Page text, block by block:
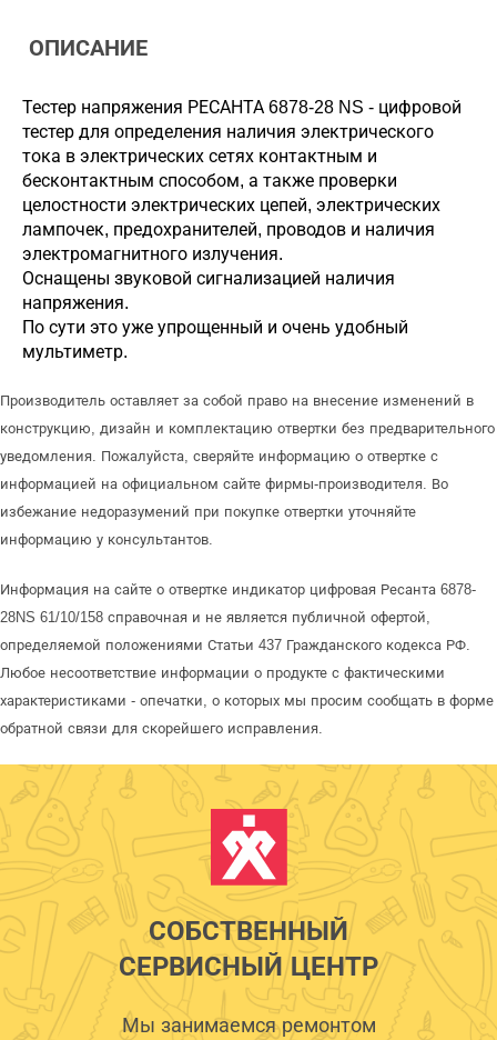
ОПИСАНИЕ
Тестер напряжения РЕСАНТА 6878-28 NS - цифровой
тестер для определения наличия электрического
тока в электрических сетях контактным и
бесконтактным способом, а также проверки
целостности электрических цепей, электрических
лампочек, предохранителей, проводов и наличия
электромагнитного излучения.
Оснащены звуковой сигнализацией наличия
напряжения.
По сути это уже упрощенный и очень удобный
мультиметр.
Производитель оставляет за собой право на внесение изменений в
конструкцию, дизайн и комплектацию отвертки без предварительного
уведомления. Пожалуйста, сверяйте информацию о отвертке с
информацией на официальном сайте фирмы-производителя. Во
избежание недоразумений при покупке отвертки уточняйте
информацию у консультантов.
Информация на сайте о отвертке индикатор цифровая Ресанта 6878-
28NS 61/10/158 справочная и не является публичной офертой,
определяемой положениями Статьи 437 Гражданского кодекса РФ.
Любое несоответствие информации о продукте с фактическими
характеристиками - опечатки, о которых мы просим сообщать в форме
обратной связи для скорейшего исправления.
СОБСТВЕННЫЙ
СЕРВИСНЫЙ ЦЕНТР
Мы занимаемся ремонтом